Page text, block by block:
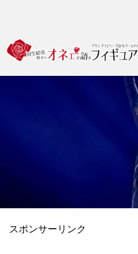
スポンサーリンク